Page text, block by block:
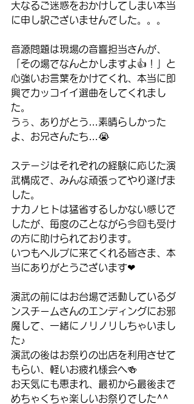
大なるご迷惑をおかけしてしまい本当
に申し訳ございませんでした。。。
音源問題は現場の音響担当さんが、
「その場でなんとかしますよ👍！」と
心強いお言葉をかけてくれ、本当に即
興でカッコイイ選曲をしてくれまし
た。
うぅ、ありがとう…素晴らしかった
よ、お兄さんたち…😭
ステージはそれぞれの経験に応じた演
武構成で、みんな頑張ってやり遂げま
した。
ナカノヒトは猛省するしかない感じで
したが、毎度のことながら今回も受け
の方に助けられております。
いつもヘルプに来てくれる皆さま、本
当にありがとうございます❤
演武の前にはお台場で活動しているダ
ンスチームさんのエンディングにお邪
魔して、一緒にノリノリしちゃいまし
た♪
演武の後はお祭りの出店を利用させて
もらい、軽いお疲れ様会へ🍻
お天気にも恵まれ、最初から最後まで
めちゃく ちゃ楽しいお祭りでした^^